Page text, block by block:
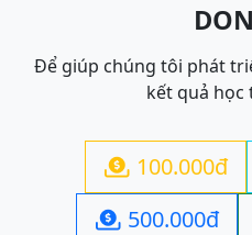
Để giúp chúng tôi phát
kết quả học
 100.000đ
 500.000đ